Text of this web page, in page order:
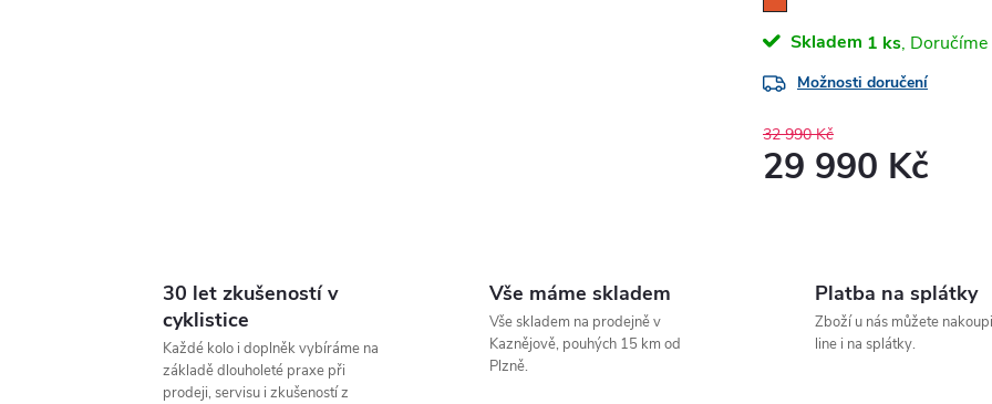
Skladem 1 ks
Možnosti doručení
32 990 Kč
29 990 Kč
30 let zkušeností v
cyklistice
Každé kolo i doplněk vybíráme na
základě dlouholeté praxe při
prodeji, servisu i zkušeností z
Vše máme skladem
Vše skladem na prodejně v
Kaznějově, pouhých 15 km od
Plzně.
Platba na splátky
Zboží u nás můžete
line i na splátky.